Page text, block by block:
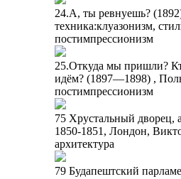
24.А, ты ревнуешь?
техника:клуазонизм,
постимпрессионизм
25.Откуда мы пришли?
идём? (1897—1898) ,
постимпрессионизм
75 Хрустальный дворец,
1850-1851, Лондон,
архитектура
79 Будапештский